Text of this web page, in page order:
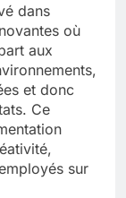
dans
où
aux
et donc
Ce
sur